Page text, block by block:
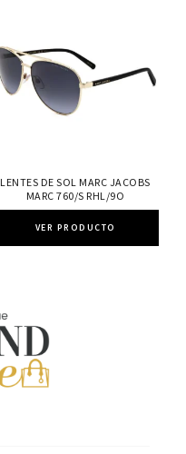
LENTES DE SOL MARC JACOBS
MARC 760/S RHL/9O
VER PRODUCTO